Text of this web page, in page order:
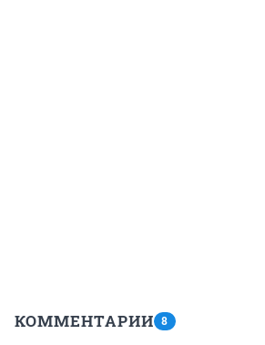
КОММЕНТАРИИ 8